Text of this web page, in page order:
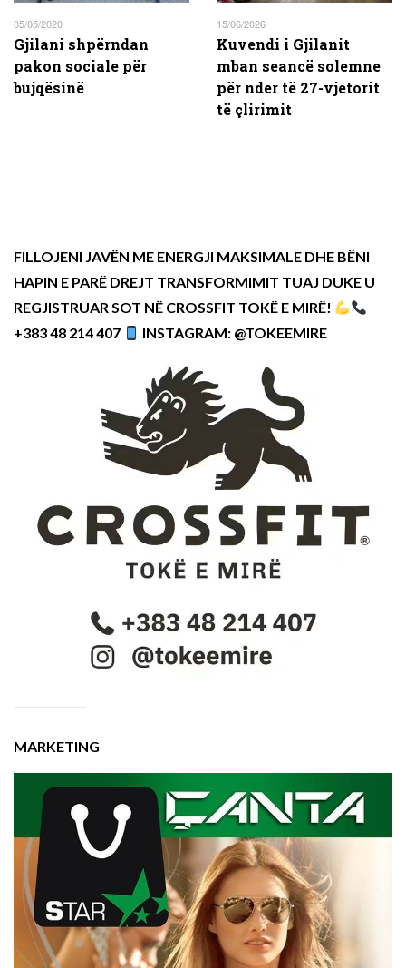
05/05/2020
Gjilani shpërndan
pakon sociale për
bujqësinë
15/06/2026
Kuvendi i Gjilanit
mban seancë solemne
për nder të 27-vjetorit
të çlirimit
FILLOJENI JAVËN ME ENERGJI MAKSIMALE DHE BËNI
HAPIN E PARË DREJT TRANSFORMIMIT TUAJ DUKE U
REGJISTRUAR SOT NË CROSSFIT TOKË E MIRË!
+383 48 214 407
INSTAGRAM: @TOKEEMIRE
MARKETING